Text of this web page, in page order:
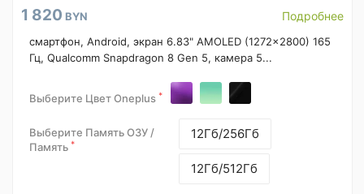
1 820 BYN Подробнее
смартфон, Android, экран 6.83" AMOLED (1272x2800) 165
Гц, Qualcomm Snapdragon 8 Gen 5, камера 5...
Выберите Цвет Oneplus *
Выберите Память ОЗУ /
Память *
12Гб/256Гб
12Гб/512Гб